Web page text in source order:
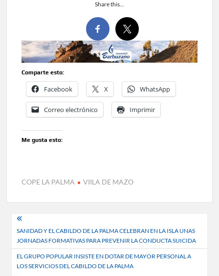
Share this…
Comparte esto:
Facebook X WhatsApp
Correo electrónico Imprimir
Me gusta esto:
COPE LA PALMA VIILA DE MAZO
Navegación
de
entradas
SANIDAD Y EL CABILDO DE LA PALMA CELEBRAN EN LA ISLA UNAS
JORNADAS FORMATIVAS PARA PREVENIR LA CONDUCTA SUICIDA
EL GRUPO POPULAR INSISTE EN DOTAR DE MAYOR PERSONAL A
LOS SERVICIOS DEL CABILDO DE LA PALMA